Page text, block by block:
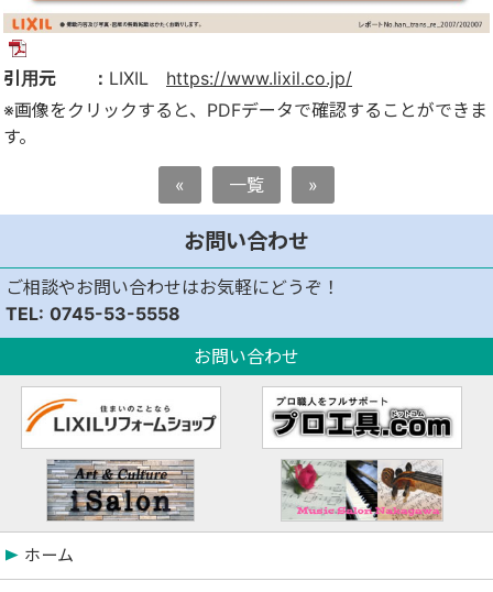
引用元 ： LIXIL https://www.lixil.co.jp/
※画像をクリックすると、PDFデータで確認することができま
す。
« 一覧 »
お問い合わせ
ご相談やお問い合わせはお気軽にどうぞ！
0745-53-5558
お問い合わせ
ホーム